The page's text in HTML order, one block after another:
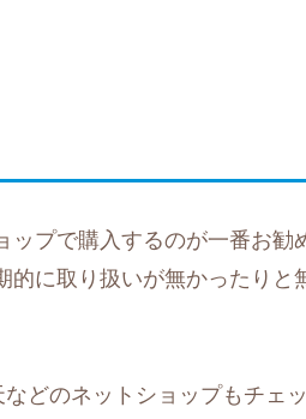
ップで購入するのが一番お勧
的に取り扱いが無かったりと
どのネットショップもチェ